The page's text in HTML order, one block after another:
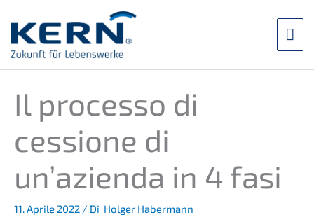
Inhalt
springen
Il proces­so di
cessio­ne di
un’azienda in 4 fasi
11. Aprile 2022 / Di Holger Habermann